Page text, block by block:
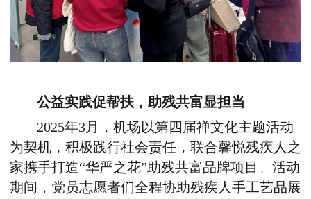
公益实践促帮扶，助残共富显担当
2025年3月，机场以第四届禅文化主题活动
为契机，积极践行社会责任，联合馨悦残疾人之
家携手打造“华严之花”助残共富品牌项目。活动
期间，党员志愿者们全程协助残疾人手工艺品展